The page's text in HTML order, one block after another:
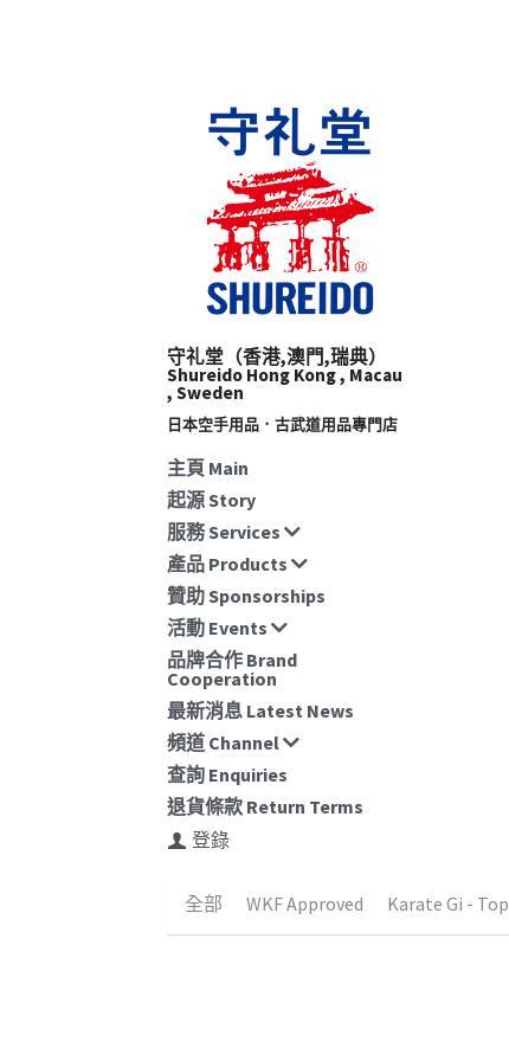
守礼堂（香港,澳門,瑞典）
Shureido Hong Kong , Macau
, Sweden
日本空手用品．古武道用品專門店​
主頁 Main
起源 Story
服務 Services
產品 Products
贊助 Sponsorships
活動 Events
品牌合作 Brand
Cooperation
最新消息 Latest News
頻道 Channel
查詢 Enquiries
退貨條款 Return Terms
登錄
全部 WKF Approved Karate Gi - Top